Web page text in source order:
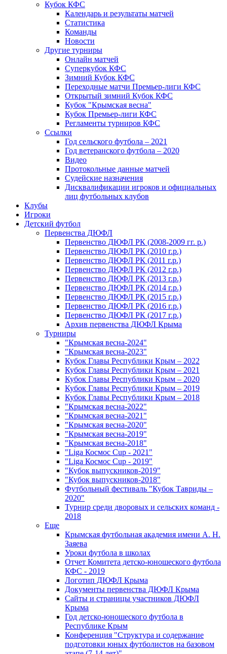
Кубок КФС
Календарь и результаты матчей
Статистика
Команды
Новости
Другие турниры
Онлайн матчей
Суперкубок КФС
Зимний Кубок КФС
Переходные матчи Премьер-лиги КФС
Открытый зимний Кубок КФС
Кубок "Крымская весна"
Кубок Премьер-лиги КФС
Регламенты турниров КФС
Ссылки
Год сельского футбола – 2021
Год ветеранского футбола – 2020
Видео
Протокольные данные матчей
Судейские назначения
Дисквалификации игроков и официальных
лиц футбольных клубов
Клубы
Игроки
Детский футбол
Первенства ДЮФЛ
Первенство ДЮФЛ РК (2008-2009 гг. р.)
Первенство ДЮФЛ РК (2010 г.р.)
Первенство ДЮФЛ РК (2011 г.р.)
Первенство ДЮФЛ РК (2012 г.р.)
Первенство ДЮФЛ РК (2013 г.р.)
Первенство ДЮФЛ РК (2014 г.р.)
Первенство ДЮФЛ РК (2015 г.р.)
Первенство ДЮФЛ РК (2016 г.р.)
Первенство ДЮФЛ РК (2017 г.р.)
Архив первенства ДЮФЛ Крыма
Турниры
"Крымская весна-2024"
"Крымская весна-2023"
Кубок Главы Республики Крым – 2022
Кубок Главы Республики Крым – 2021
Кубок Главы Республики Крым – 2020
Кубок Главы Республики Крым – 2019
Кубок Главы Республики Крым – 2018
"Крымская весна-2022"
"Крымская весна-2021"
"Крымская весна-2020"
"Крымская весна-2019"
"Крымская весна-2018"
"Liga Космос Cup - 2021"
"Liga Космос Cup - 2019"
"Кубок выпускников-2019"
"Кубок выпускников-2018"
Футбольный фестиваль "Кубок Тавриды –
2020"
Турнир среди дворовых и сельских команд -
2018
Еще
Крымская футбольная академия имени А. Н.
Заяева
Уроки футбола в школах
Отчет Комитета детско-юношеского футбола
КФС - 2019
Логотип ДЮФЛ Крыма
Документы первенства ДЮФЛ Крыма
Сайты и страницы участников ДЮФЛ
Крыма
Год детско-юношеского футбола в
Республике Крым
Конференция "Структура и содержание
подготовки юных футболистов на базовом